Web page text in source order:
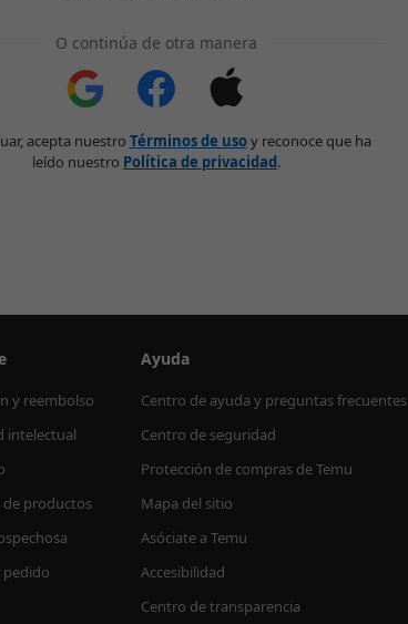
O continúa de otra manera
acepta nuestro Términos de usoy reconoce que ha
leído nuestro Política de privacidad.
y reembolso
intelectual
de productos
Ayuda
Centro de ayuda y preguntas frecuentes
Centro de seguridad
Protección de compras de Temu
Mapa del sitio
Asóciate a Temu
Accesibilidad
Centro de transparencia